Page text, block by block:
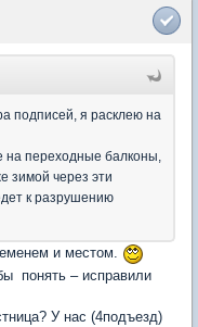
подписей, я расклею на
на переходные балконы,
зимой через эти
к разрушению
и местом.
понять – исправили
У нас (4подъезд)